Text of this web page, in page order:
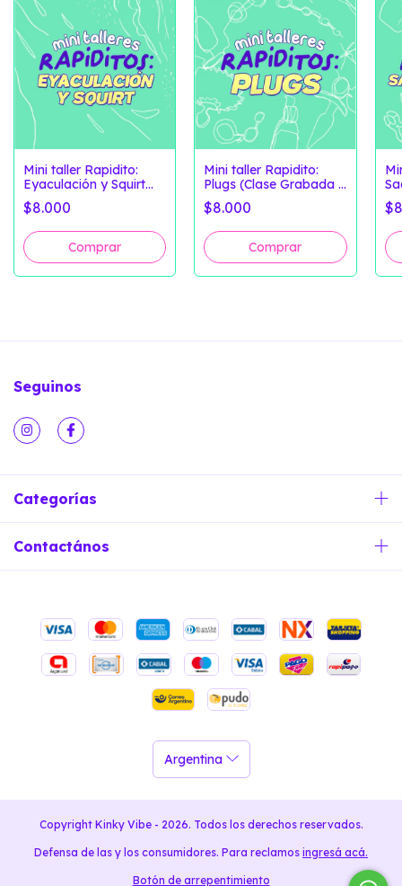
Mini taller Rapidito:
Eyaculación y Squirt
(Clase Grabada +
Material Extra))
$8.000
Mini taller Rapidito:
Plugs (Clase Grabada +
Material Extra)
$8.000
Seguinos
Categorías
Contactános
Copyright Kinky Vibe - 2026. Todos los derechos reservados.
Defensa de las y los consumidores. Para reclamos ingresá acá.
Botón de arrepentimiento